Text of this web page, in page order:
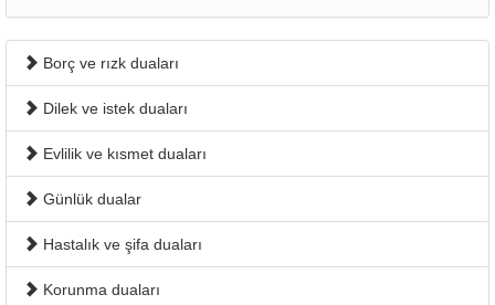
Borç ve rızk duaları
Dilek ve istek duaları
Evlilik ve kısmet duaları
Günlük dualar
Hastalık ve şifa duaları
Korunma duaları